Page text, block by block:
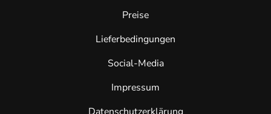
Preise
Lieferbedingungen
Social-Media
Impressum